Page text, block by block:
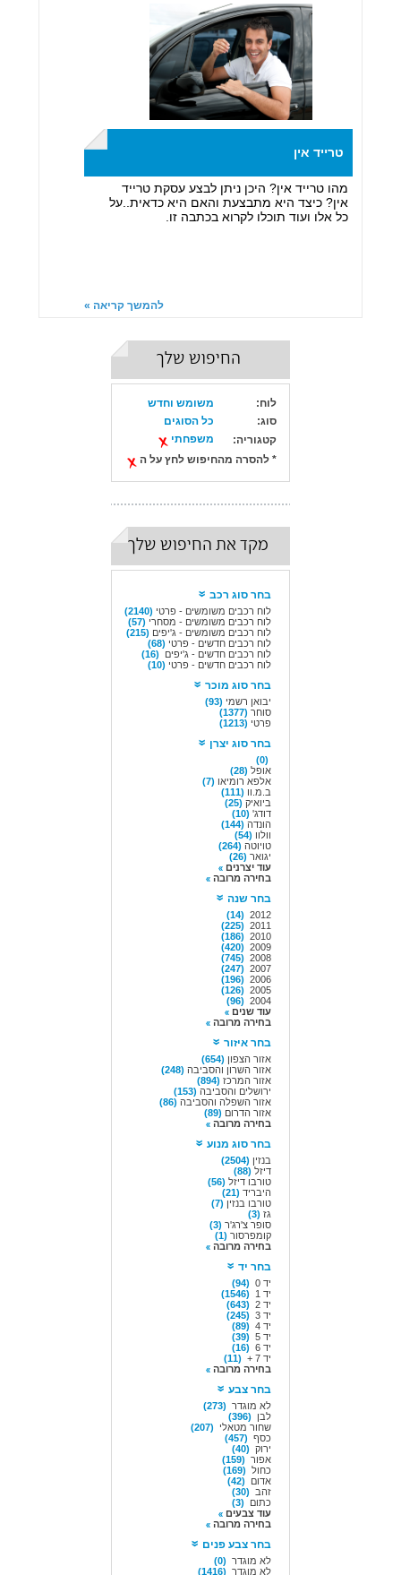
החיפוש שלך
לוח:
משומש וחדש
סוג:
כל הסוגים
קטגוריה:
משפחתי
* להסרה מהחיפוש לחץ על ה
מקד את החיפוש שלך
בחר סוג רכב
לוח רכבים משומשים - פרטי (2140)
לוח רכבים משומשים - מסחרי (57)
לוח רכבים משומשים - ג'יפים (215)
לוח רכבים חדשים - פרטי (68)
לוח רכבים חדשים - ג'יפים
(16)
לוח רכבים חדשים - פרטי (10)
בחר סוג מוכר
יבואן רשמי (93)
סוחר (1377)
פרטי (1213)
בחר סוג יצרן
(0)
אופל (28)
אלפא רומיאו (7)
ב.מ.וו (111)
ביואיק (25)
דודג' (10)
הונדה (144)
וולוו (54)
טויוטה (264)
יגואר (26)
עוד יצרנים
בחירה מרובה
בחר שנה
2012
(14)
2011
(225)
2010
(186)
2009
(420)
2008
(745)
2007
(247)
2006
(196)
2005
(126)
2004
(96)
עוד שנים
בחירה מרובה
בחר איזור
אזור הצפון (654)
אזור השרון והסביבה (248)
אזור המרכז (894)
ירושלים והסביבה (153)
אזור השפלה והסביבה (86)
אזור הדרום (89)
בחירה מרובה
בחר סוג מנוע
בנזין (2504)
דיזל (88)
טורבו דיזל (56)
היבריד (21)
טורבו בנזין (7)
גז (3)
סופר צ'רג'ר (3)
קומפרסור (1)
בחירה מרובה
בחר יד
יד 0
(94)
יד 1
(1546)
יד 2
(643)
יד 3
(245)
יד 4
(89)
יד 5
(39)
יד 6
(16)
יד 7 +
(11)
בחירה מרובה
בחר צבע
לא מוגדר (273)
לבן (396)
שחור מטאלי (207)
כסף (457)
ירוק (40)
אפור (159)
כחול (169)
אדום (42)
זהב (30)
כתום (3)
עוד צבעים
בחירה מרובה
בחר צבע פנים
לא מוגדר (0)
לא מוגדר (1416)
טרייד אין
מהו טרייד אין? היכן ניתן לבצע עסקת טרייד
אין? כיצד היא מתבצעת והאם היא כדאית..על
כל אלו ועוד תוכלו לקרוא בכתבה זו.
להמשך קריאה »